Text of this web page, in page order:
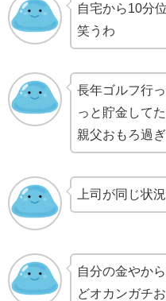
自宅から10分
笑うわ
長年ゴルフ行
っと貯金して
親父おもろ過
上司が同じ状
自分の金やか
どオカンガチ